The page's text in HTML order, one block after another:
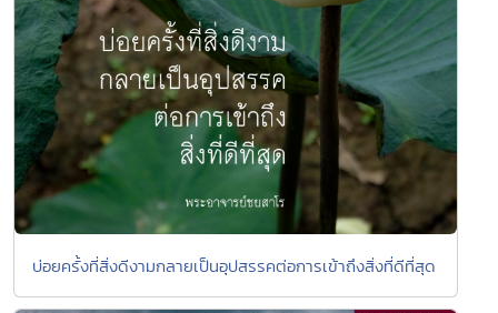
บ่อยครั้งที่สิ่งดีงามกลายเป็นอุปสรรคต่อการเข้าถึงสิ่งที่ดีที่สุด